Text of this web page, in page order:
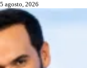
5 agosto, 2026